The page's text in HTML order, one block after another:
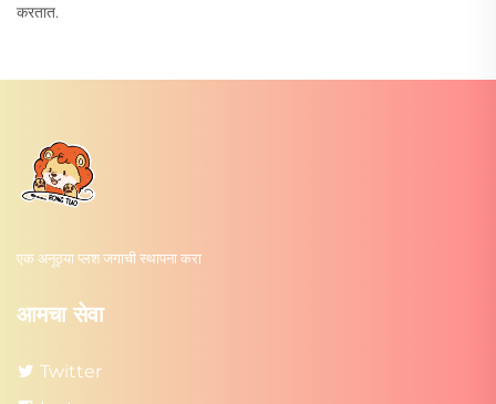
करतात.
एक अनूठ्या प्लश जगाची स्थापना करा
आमचा सेवा
Twitter